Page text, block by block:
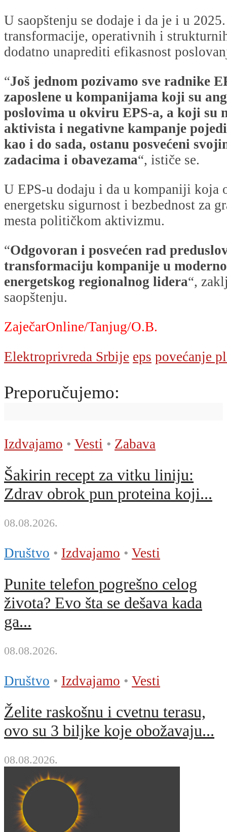
U saopštenju se dodaje i da je i u
transformacije, operativnih i
dodatno unaprediti efikasnost
“Još jednom pozivamo sve radnike
zaposlene u kompanijama koji su
poslovima u okviru EPS-a, a koji su
aktivista i negativne kampanje
kao i do sada, ostanu posvećeni
zadacima i obavezama“, ističe se.
U EPS-u dodaju i da u kompaniji koja
energetsku sigurnost i bezbednost za
mesta političkom aktivizmu.
“Odgovoran i posvećen rad
transformaciju kompanije u
energetskog regionalnog lidera“,
saopštenju.
ZaječarOnline/Tanjug/O.B.
Elektroprivreda Srbije eps povećanje
Preporučujemo:
Izdvajamo • Vesti • Zabava
Šakirin recept za vitku liniju:
Zdrav obrok pun proteina koji...
08.08.2026.
Društvo • Izdvajamo • Vesti
Punite telefon pogrešno celog
života? Evo šta se dešava kada
ga...
08.08.2026.
Društvo • Izdvajamo • Vesti
Želite raskošnu i cvetnu terasu,
ovo su 3 biljke koje obožavaju...
08.08.2026.